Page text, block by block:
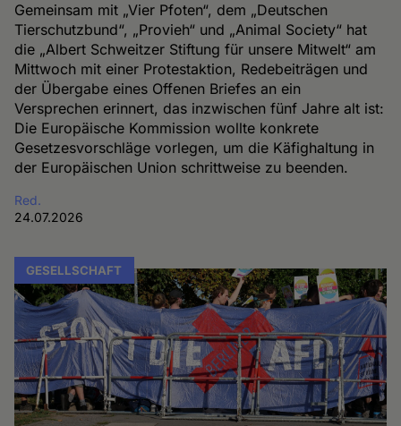
Gemeinsam mit „Vier Pfoten“, dem „Deutschen
Tierschutzbund“, „Provieh“ und „Animal Society“ hat
die „Albert Schweitzer Stiftung für unsere Mitwelt“ am
Mittwoch mit einer Protestaktion, Redebeiträgen und
der Übergabe eines Offenen Briefes an ein
Versprechen erinnert, das inzwischen fünf Jahre alt ist:
Die Europäische Kommission wollte konkrete
Gesetzesvorschläge vorlegen, um die Käfighaltung in
der Europäischen Union schrittweise zu beenden.
Red.
24.07.2026
GESELLSCHAFT